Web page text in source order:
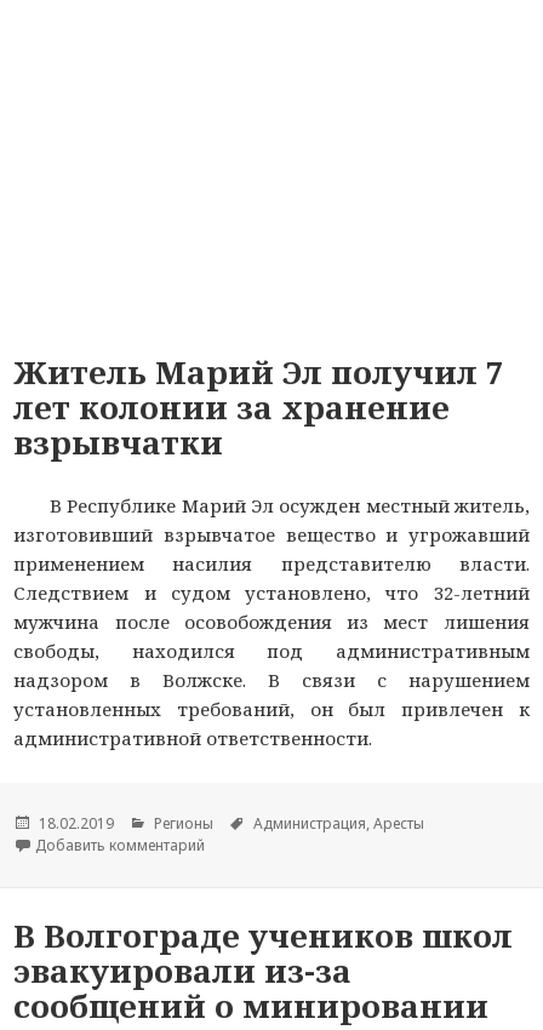
Житель Марий Эл получил 7
лет колонии за хранение
взрывчатки
В Республике Марий Эл осужден местный житель,
изготовивший взрывчатое вещество и угрожавший
применением насилия представителю власти.
Следствием и судом установлено, что 32-летний
мужчина после осовобождения из мест лишения
свободы, находился под административным
надзором в Волжске. В связи с нарушением
установленных требований, он был привлечен к
административной ответственности.
Опубликовано
18.02.2019 Рубрики
Регионы Метки
Администрация,Аресты
Добавить комментарий
В Волгограде учеников школ
эвакуировали из-за
сообщений о минировании